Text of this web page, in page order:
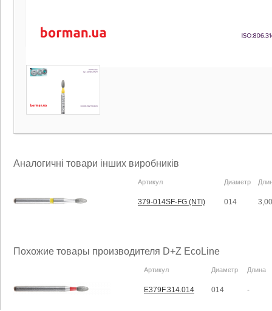
Аналогичні товари інших виробників
Артикул Диаметр
379-014SF-FG (NTI) 014 3,00
Похожие товары производителя D+Z EcoLine
Артикул Диаметр Длина
E379F.314.014 014 -